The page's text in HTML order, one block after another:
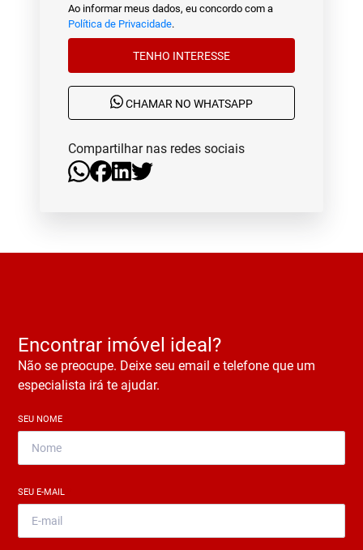
Ao informar meus dados, eu concordo com a
Política de Privacidade.
TENHO INTERESSE
CHAMAR NO WHATSAPP
Compartilhar nas redes sociais
Encontrar imóvel ideal?
Não se preocupe. Deixe seu email e telefone que um
especialista irá te ajudar.
SEU NOME
SEU E-MAIL